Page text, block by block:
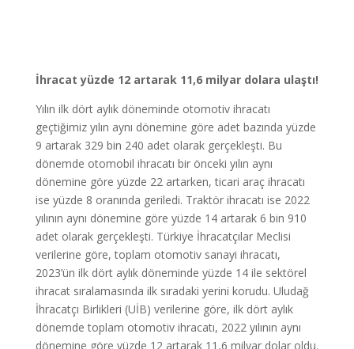
İhracat yüzde 12 artarak 11,6 milyar dolara ulaştı!
Yılın ilk dört aylık döneminde otomotiv ihracatı
geçtiğimiz yılın aynı dönemine göre adet bazında yüzde
9 artarak 329 bin 240 adet olarak gerçekleşti. Bu
dönemde otomobil ihracatı bir önceki yılın aynı
dönemine göre yüzde 22 artarken, ticari araç ihracatı
ise yüzde 8 oranında geriledi. Traktör ihracatı ise 2022
yılının aynı dönemine göre yüzde 14 artarak 6 bin 910
adet olarak gerçekleşti. Türkiye İhracatçılar Meclisi
verilerine göre, toplam otomotiv sanayi ihracatı,
2023’ün ilk dört aylık döneminde yüzde 14 ile sektörel
ihracat sıralamasında ilk sıradaki yerini korudu. Uludağ
İhracatçı Birlikleri (UİB) verilerine göre, ilk dört aylık
dönemde toplam otomotiv ihracatı, 2022 yılının aynı
dönemine göre yüzde 12 artarak 11,6 milyar dolar oldu.